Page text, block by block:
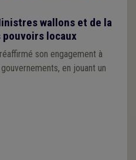
wallons et de la
pouvoirs locaux
son engagement à
en jouant un